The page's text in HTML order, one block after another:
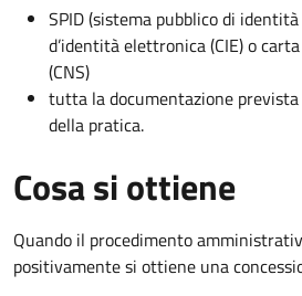
SPID (sistema pubblico di
d’identità elettronica (CIE) o
(CNS)
tutta la documentazione
della pratica.
Cosa si ottiene
Quando il procedimento
positivamente si ottiene una